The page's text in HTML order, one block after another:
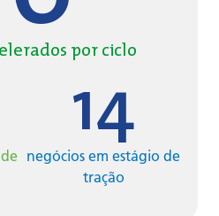
por ciclo
negócios em estágio de
tração
14